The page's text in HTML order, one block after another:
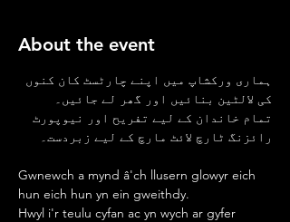
About the event
ہماری ورکشاپ میں اپنے چارٹسٹ کان کنوں
کی لالٹین بنائیں اور گھر لے جائیں۔
تمام خاندان کے لیے تفریح اور نیوپورٹ
رائزنگ ٹارچ لائٹ مارچ کے لیے زبردست۔
Gwnewch a mynd â'ch llusern glowyr eich
hun eich hun yn ein gweithdy.
Hwyl i'r teulu cyfan ac yn wych ar gyfer